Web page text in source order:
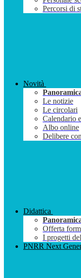
Percorsi di
Novità
Le notizie
Le circolari
Calendario
Albo online
Delibere
Didattica
Offerta
I progetti
PNRR Next